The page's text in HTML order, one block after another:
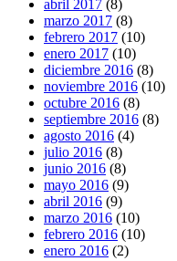
abril 2017 (8)
marzo 2017 (8)
febrero 2017 (10)
enero 2017 (10)
diciembre 2016 (8)
noviembre 2016 (10)
octubre 2016 (8)
septiembre 2016 (8)
agosto 2016 (4)
julio 2016 (8)
junio 2016 (8)
mayo 2016 (9)
abril 2016 (9)
marzo 2016 (10)
febrero 2016 (10)
enero 2016 (2)